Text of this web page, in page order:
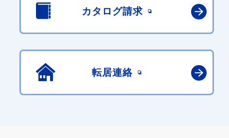
カタログ請求
転居連絡